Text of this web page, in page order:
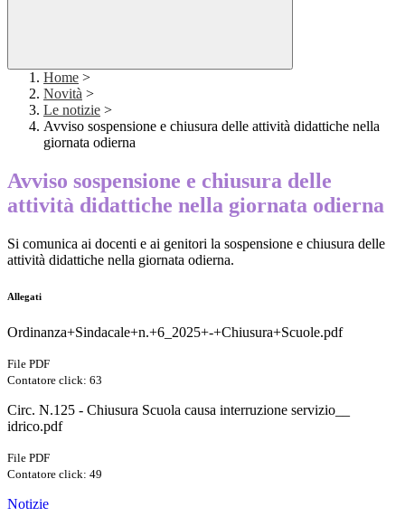
Home >
Novità >
Le notizie >
Avviso sospensione e chiusura delle attività didattiche nella
giornata odierna
Avviso sospensione e chiusura delle
attività didattiche nella giornata odierna
Si comunica ai docenti e ai genitori la sospensione e chiusura delle
attività didattiche nella giornata odierna.
Allegati
Ordinanza+Sindacale+n.+6_2025+-+Chiusura+Scuole.pdf
File PDF
Contatore click: 63
Circ. N.125 - Chiusura Scuola causa interruzione servizio__
idrico.pdf
File PDF
Contatore click: 49
Notizie